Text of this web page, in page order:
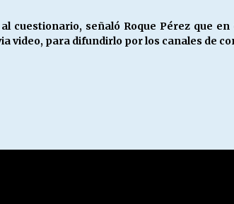
al cuestionario, señaló Roque Pérez que
video, para difundirlo por los canales de